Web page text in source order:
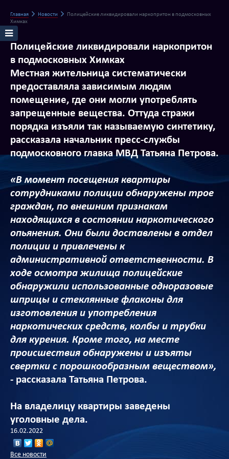
Главная Новости
Полицейские ликвидировали наркопритон в подмосковных
Химках
Полицейские ликвидировали наркопритон
в подмосковных Химках
Местная жительница систематически
предоставляла зависимым людям
помещение, где они могли употреблять
запрещенные вещества. Оттуда стражи
порядка изъяли так называемую синтетику,
рассказала начальник пресс-службы
подмосковного главка МВД Татьяна Петрова.
«В момент посещения квартиры
сотрудниками полиции обнаружены трое
граждан, по внешним признакам
находящихся в состоянии наркотического
опьянения. Они были доставлены в отдел
полиции и привлечены к
административной ответственности. В
ходе осмотра жилища полицейские
обнаружили использованные одноразовые
шприцы и стеклянные флаконы для
изготовления и употребления
наркотических средств, колбы и трубки
для курения. Кроме того, на месте
происшествия обнаружены и изъяты
свертки с порошкообразным веществом»,
- рассказала Татьяна Петрова.
На владелицу квартиры заведены
уголовные дела.
16.02.2022
Все новости